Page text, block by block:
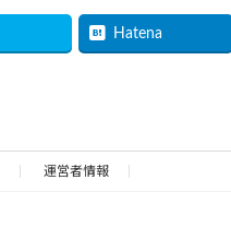
Hatena
運営者情報